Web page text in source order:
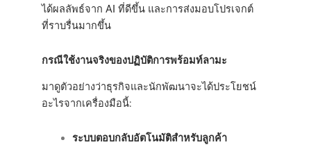
ได้ผลลัพธ์จาก AI ที่ดีขึ้น และการส่งมอบโปรเจกต์
ที่ราบรื่นมากขึ้น
กรณีใช้งานจริงของปฏิบัติการพร้อมท์ลามะ
มาดูตัวอย่างว่าธุรกิจและนักพัฒนาจะได้ประโยชน์
อะไรจากเครื่องมือนี้:
ระบบตอบกลับอัตโนมัติสำหรับลูกค้า